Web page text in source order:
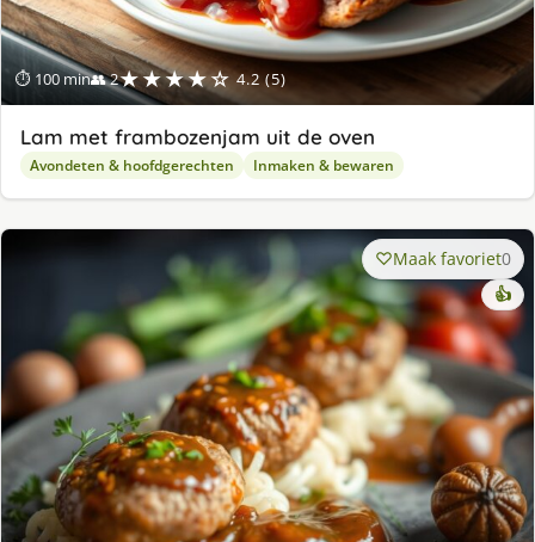
⏱ 100 min👥 2★★★★☆ 4.2 (5)
Lam met frambozenjam uit de oven
Avondeten & hoofdgerechten Inmaken & bewaren
Maak favoriet0
👍